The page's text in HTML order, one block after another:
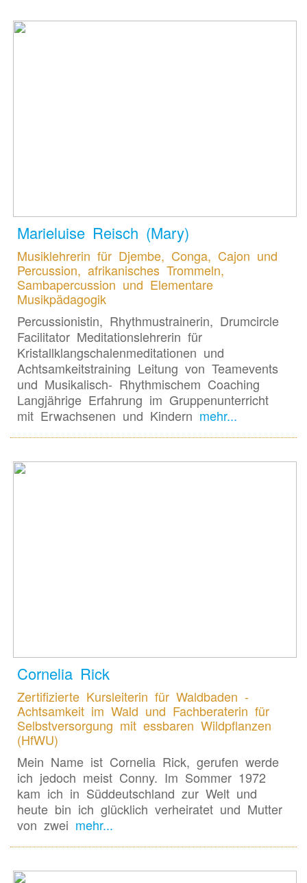
Marieluise Reisch (Mary)
Musiklehrerin für Djembe, Conga, Cajon und
Percussion, afrikanisches Trommeln,
Sambapercussion und Elementare
Musikpädagogik
Percussionistin, Rhythmustrainerin, Drumcircle
Facilitator Meditationslehrerin für
Kristallklangschalenmeditationen und
Achtsamkeitstraining Leitung von Teamevents
und Musikalisch- Rhythmischem Coaching
Langjährige Erfahrung im Gruppenunterricht
mit Erwachsenen und Kindern mehr...
Cornelia Rick
Zertifizierte Kursleiterin für Waldbaden -
Achtsamkeit im Wald und Fachberaterin für
Selbstversorgung mit essbaren Wildpflanzen
(HfWU)
Mein Name ist Cornelia Rick, gerufen werde
ich jedoch meist Conny. Im Sommer 1972
kam ich in Süddeutschland zur Welt und
heute bin ich glücklich verheiratet und Mutter
von zwei mehr...